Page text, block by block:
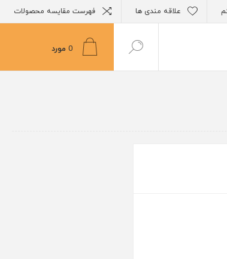
علاقه مندی ها فهرست مقایسه محصولات
0 مورد